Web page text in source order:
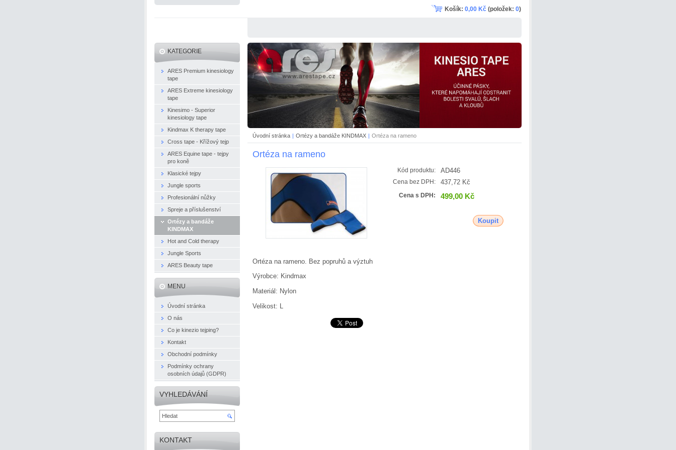
Úvodní stránka | Ortézy a bandáže KINDMAX | Ortéza na rameno
Ortéza na rameno
Kód produktu: AD446
Cena bez DPH: 437,72 Kč
Cena s DPH: 499,00 Kč
Koupit
Ortéza na rameno. Bez popruhů a výztuh
Výrobce: Kindmax
Materiál: Nylon
Velikost: L
KATEGORIE
ARES Premium kinesiology
tape
ARES Extreme kinesiology
tape
Kinesimo - Superior
kinesiology tape
Kindmax K therapy tape
Cross tape - Křížový tejp
ARES Equine tape - tejpy
pro koně
Klasické tejpy
Jungle sports
Profesionální nůžky
Spreje a příslušenství
Ortézy a bandáže
KINDMAX
Hot and Cold therapy
Jungle Sports
ARES Beauty tape
MENU
Úvodní stránka
O nás
Co je kinezio tejping?
Kontakt
Obchodní podmínky
Podmínky ochrany
osobních údajů (GDPR)
VYHLEDÁVÁNÍ
KONTAKT
Košík: 0,00 Kč (položek: 0)